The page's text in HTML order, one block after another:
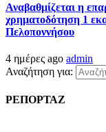
Αναβαθμίζεται η
χρηματοδότηση 1
Πελοποννήσου
4 ημέρες ago admin
Αναζήτηση για:
ΡΕΠΟΡΤΑΖ